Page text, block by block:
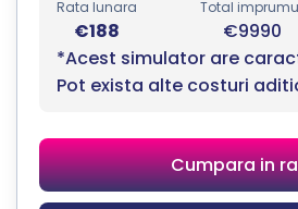
Rata lunara
€188
Total
€9990
*Acest simulator are
Pot exista alte costuri
Cumpara in